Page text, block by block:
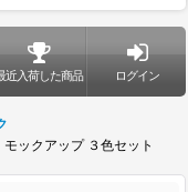
近入荷した商品 ログイン
ックアップ ３色セット